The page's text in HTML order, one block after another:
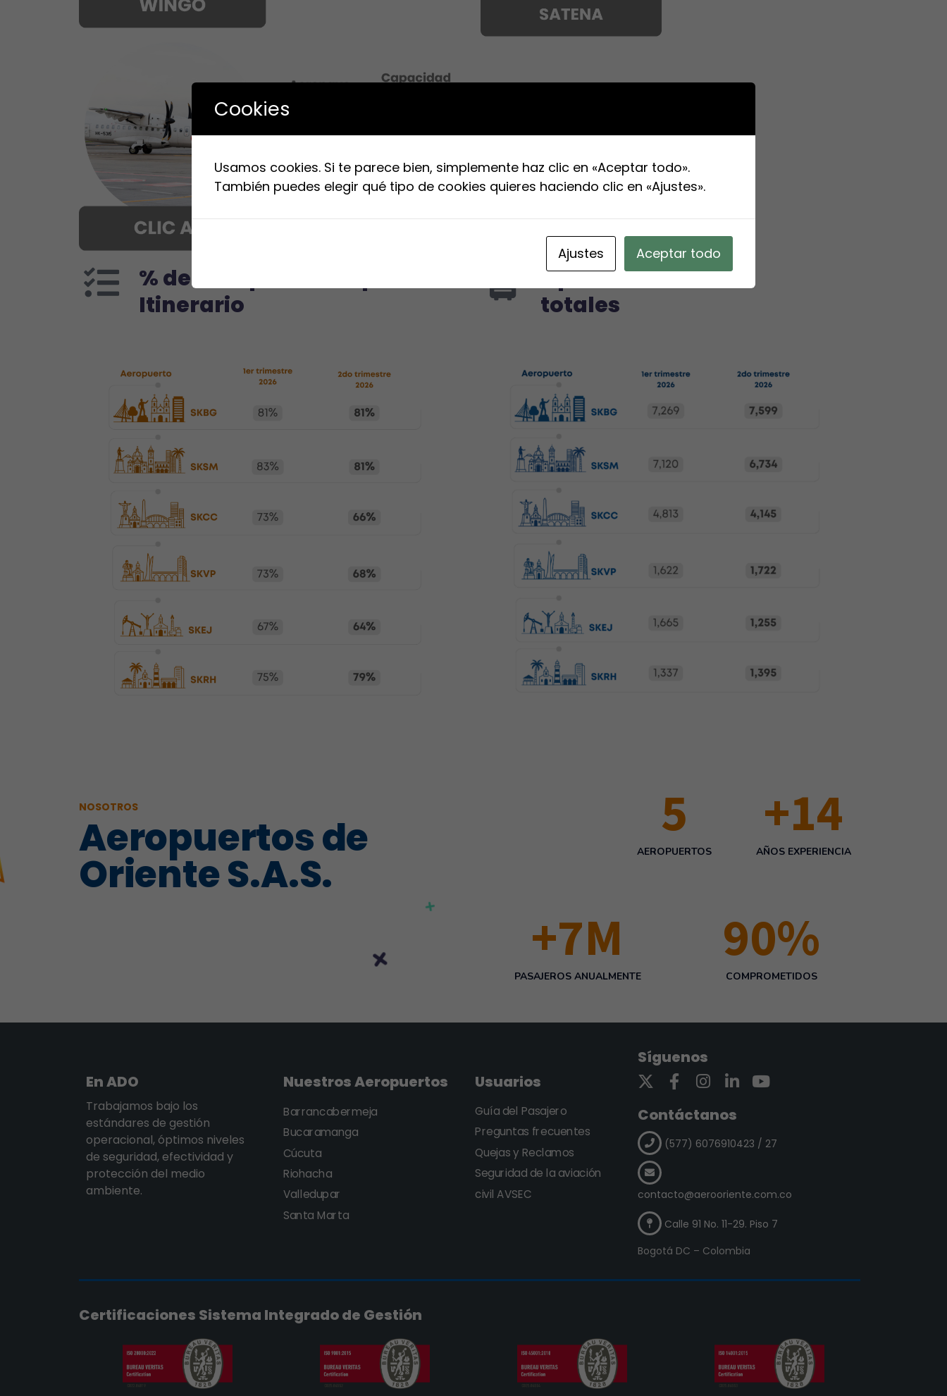
% de Cumplimiento por
Itinerario
Operaciones
totales
NOSOTROS
Aeropuertos de
Oriente S.A.S.
6
AEROPUERTOS
+15
AÑOS EXPERIENCIA
+8M
PASAJEROS ANUALMENTE
100%
COMPROMETIDOS
Certificaciones Sistema
Integrado de Gestión (SIG)
Administramos nuestros aeropuertos con sistemas
de calidad internacionales
En ADO
Trabajamos bajo los
estándares de gestión
operacional, óptimos niveles
de seguridad, efectividad y
protección del medio
ambiente.
Nuestros Aeropuertos
Barrancabermeja
Bucaramanga
Cúcuta
Riohacha
Valledupar
Santa Marta
Usuarios
Guía del Pasajero
Preguntas frecuentes
Quejas y Reclamos
Seguridad de la aviación
civil AVSEC
Síguenos
Contáctanos
(577) 6076910423 / 27
contacto@aerooriente.com.co
Calle 91 No. 11-29. Piso 7
Bogotá DC – Colombia
Certificaciones Sistema Integrado de Gestión
Cookies
Usamos cookies. Si te parece bien, simplemente haz clic en «Aceptar todo».
También puedes elegir qué tipo de cookies quieres haciendo clic en «Ajustes».
Ajustes Aceptar todo